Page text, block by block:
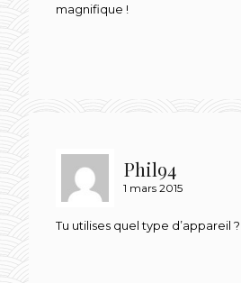
magnifique !
Phil94
1 mars 2015
Tu utilises quel type d’appareil ?